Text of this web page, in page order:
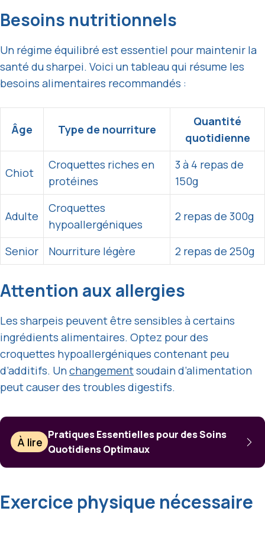
Besoins nutritionnels
Un régime équilibré est essentiel pour maintenir la
santé du sharpei. Voici un tableau qui résume les
besoins alimentaires recommandés :
Âge Type de nourriture
Quantité
quotidienne
Chiot
Croquettes riches en
protéines
3 à 4 repas de
150g
Adulte
Croquettes
hypoallergéniques
2 repas de 300g
Senior Nourriture légère 2 repas de 250g
Attention aux allergies
Les sharpeis peuvent être sensibles à certains
ingrédients alimentaires. Optez pour des
croquettes hypoallergéniques contenant peu
d’additifs. Unchangementsoudain d’alimentation
peut causer des troubles digestifs.
À lire
Pratiques Essentielles pour des Soins
Quotidiens Optimaux
Exercice physique nécessaire